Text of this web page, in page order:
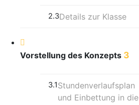
2.3Details zur Klasse
Vorstellung des Konzepts 3
3.1Stundenverlaufsplan
und Einbettung in die